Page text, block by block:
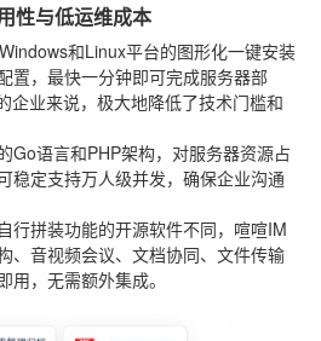
性与低运维成本
和Linux平台的图形化一键安装
置，最快一分钟即可完成服务器部
企业来说，极大地降低了技术门槛和
Go语言和PHP架构，对服务器资源占
稳定支持万人级并发，确保企业沟通
行拼装功能的开源软件不同，喧喧IM
、音视频会议、文档协同、文件传输
用，无需额外集成。